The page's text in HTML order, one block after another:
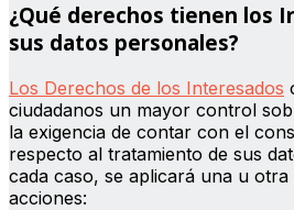
¿Qué derechos tienen los
sus datos personales?
Los Derechos de los Interesados
ciudadanos un mayor control
la exigencia de contar con el
respecto al tratamiento de sus
cada caso, se aplicará una u otra
acciones: